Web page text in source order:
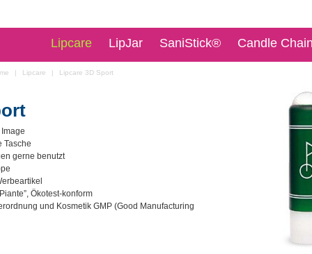
Lipcare LipJar SaniStick® Candle
| Lipcare | Lipcare 3D Sport
Tasche
gerne benutzt
Ökotest-konform
und Kosmetik GMP (Good Manufacturing